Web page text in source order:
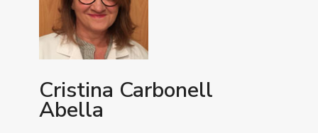
Cristina Carbonell
Abella